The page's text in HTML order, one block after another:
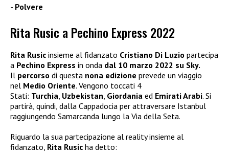
Polvere
Rita Rusic a Pechino Express 2022
Rita Rusic insieme al fidanzato Cristiano Di Luzio partecipa
a Pechino Express in onda dal 10 marzo 2022 su Sky.
Il percorso di questa nona edizione prevede un viaggio
nel Medio Oriente. Vengono toccati 4
Stati: Turchia, Uzbekistan, Giordania ed Emirati Arabi. Si
partirà, quindi, dalla Cappadocia per attraversare Istanbul
raggiungendo Samarcanda lungo la Via della Seta.
Riguardo la sua partecipazione al reality insieme al
fidanzato, Rita Rusic ha detto: